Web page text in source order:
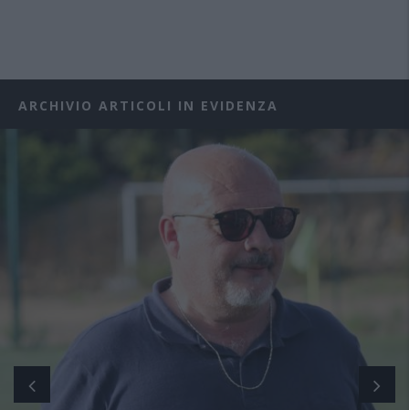
ARCHIVIO ARTICOLI IN EVIDENZA